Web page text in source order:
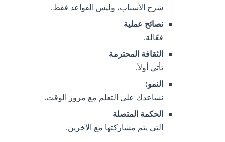
شرح الأسباب، وليس القواعد فقط.
نصائح عملية
فعّالة.
الثقافة المحترمة
تأتي أولاً.
النمو:
نساعدك على التعلم مع مرور الوقت.
الحكمة المتصلة
التي يتم مشاركتها مع الآخرين.